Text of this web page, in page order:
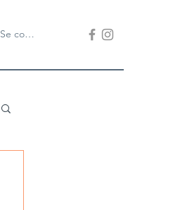
Se connecter